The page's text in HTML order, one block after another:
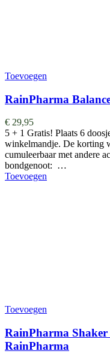
Toevoegen
RainPharma
€ 29,95
5 + 1 Gratis! Plaats 6
winkelmandje. De korting
cumuleerbaar met andere
bondgenoot: …
Toevoegen
Toevoegen
RainPharma
RainPharma